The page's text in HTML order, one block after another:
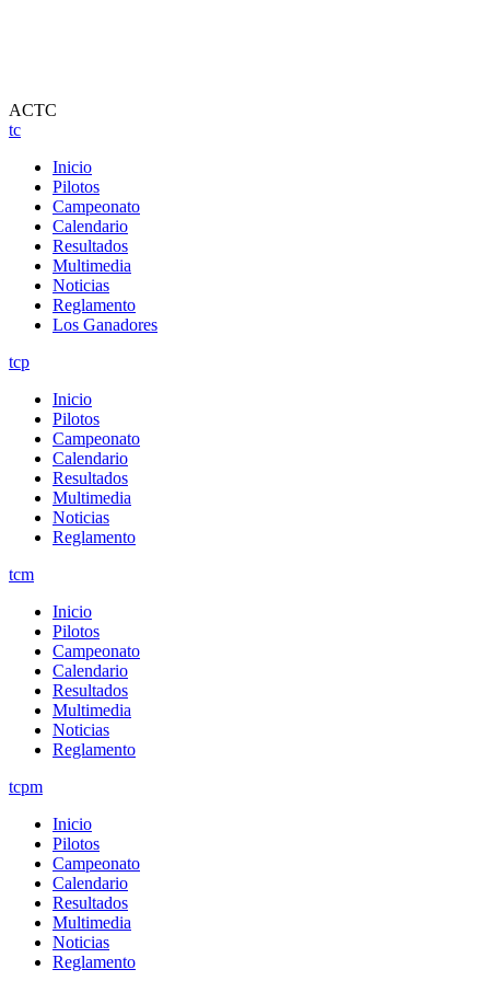
ACTC
tc
Inicio
Pilotos
Campeonato
Calendario
Resultados
Multimedia
Noticias
Reglamento
Los Ganadores
tcp
Inicio
Pilotos
Campeonato
Calendario
Resultados
Multimedia
Noticias
Reglamento
tcm
Inicio
Pilotos
Campeonato
Calendario
Resultados
Multimedia
Noticias
Reglamento
tcpm
Inicio
Pilotos
Campeonato
Calendario
Resultados
Multimedia
Noticias
Reglamento